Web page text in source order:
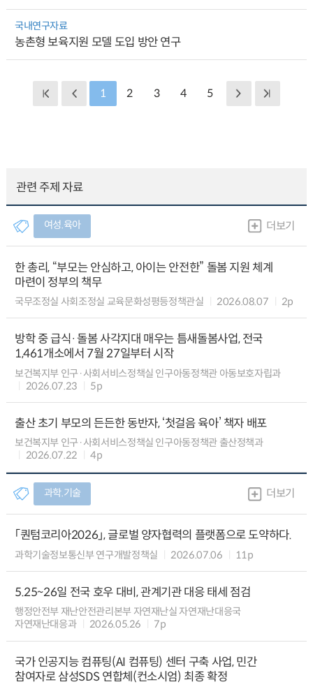
국내연구자료
농촌형 보육지원 모델 도입 방안 연구
1 2 3 4 5
관련 주제 자료
여성.육아 더보기
한 총리, “부모는 안심하고, 아이는 안전한” 돌봄 지원 체계
마련이 정부의 책무
국무조정실 사회조정실 교육문화성평등정책관실 2026.08.07 2p
방학 중 급식·돌봄 사각지대 매우는 틈새돌봄사업, 전국
1,461개소에서 7월 27일부터 시작
보건복지부 인구·사회서비스정책실 인구아동정책관 아동보호자립과
2026.07.23
5p
출산 초기 부모의 든든한 동반자, ‘첫걸음 육아’ 책자 배포
보건복지부 인구·사회서비스정책실 인구아동정책관 출산정책과
2026.07.22
4p
과학.기술 더보기
「퀀텀코리아2026」, 글로벌 양자협력의 플랫폼으로 도약하다.
과학기술정보통신부 연구개발정책실 2026.07.06 11p
5.25~26일 전국 호우 대비, 관계기관 대응 태세 점검
행정안전부 재난안전관리본부 자연재난실 자연재난대응국
자연재난대응과
2026.05.26 7p
국가 인공지능 컴퓨팅(AI 컴퓨팅) 센터 구축 사업, 민간
참여자로 삼성SDS 연합체(컨소시엄) 최종 확정